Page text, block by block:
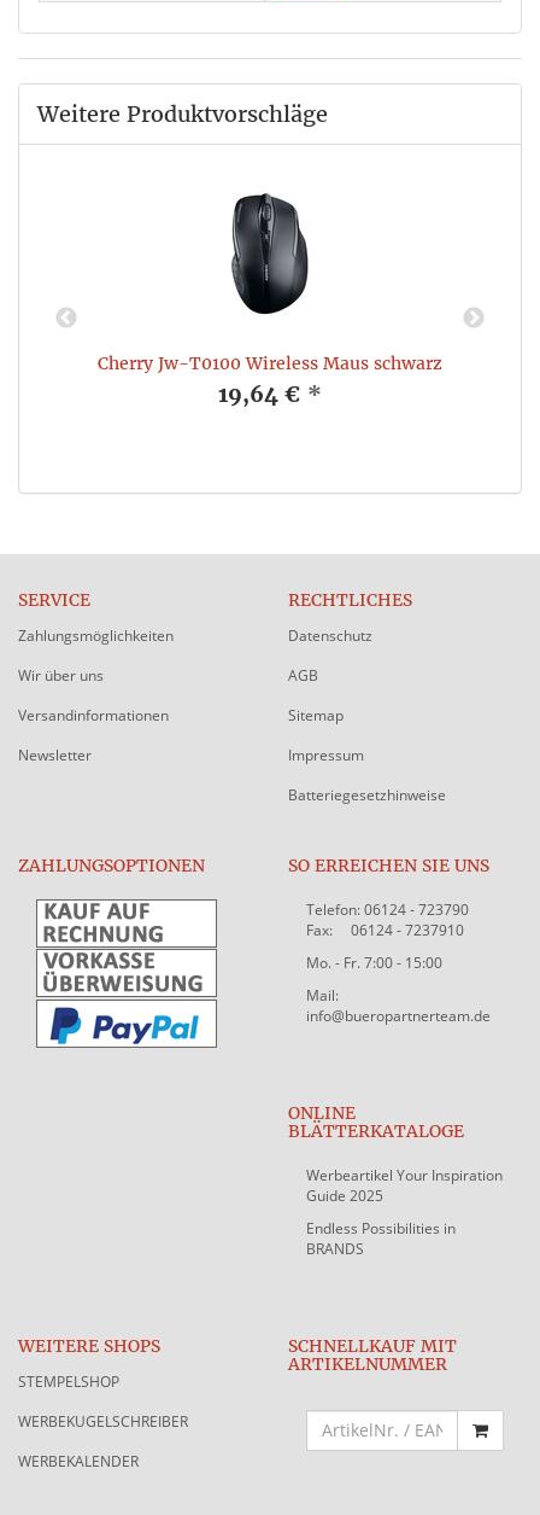
Weitere Produktvorschläge
Cherry Jw-T0100 Wireless Maus schwarz
19,64 € *
SERVICE
Zahlungsmöglichkeiten
Wir über uns
Versandinformationen
Newsletter
RECHTLICHES
Datenschutz
AGB
Sitemap
Impressum
Batteriegesetzhinweise
ZAHLUNGSOPTIONEN SO ERREICHEN SIE UNS
Telefon: 06124 - 723790
Fax: 06124 - 7237910
Mo. - Fr. 7:00 - 15:00
Mail:
info@bueropartnerteam.de
ONLINE
BLÄTTERKATALOGE
Werbeartikel Your Inspiration
Guide 2025
Endless Possibilities in
BRANDS
WEITERE SHOPS
STEMPELSHOP
WERBEKUGELSCHREIBER
WERBEKALENDER
SCHNELLKAUF MIT
ARTIKELNUMMER